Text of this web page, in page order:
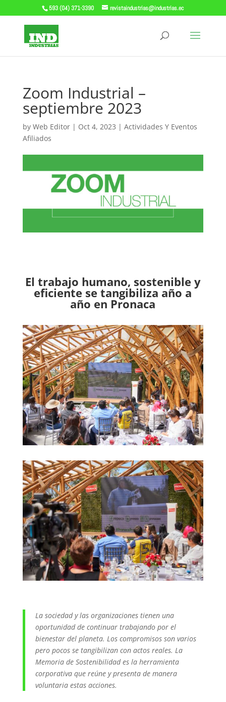
593 (04) 371-3390 revistaindustrias@industrias.ec
Zoom Industrial –
septiembre 2023
by Web Editor| Oct 4, 2023 | Actividades Y Eventos
Afiliados
El trabajo humano, sostenible y
eficiente se tangibiliza año a
año en Pronaca
La sociedad y las organizaciones tienen una
oportunidad de continuar trabajando por el
bienestar del planeta. Los compromisos son varios
pero pocos se tangibilizan con actos reales. La
Memoria de Sostenibilidad es la herramienta
corporativa que reúne y presenta de manera
voluntaria estas acciones.